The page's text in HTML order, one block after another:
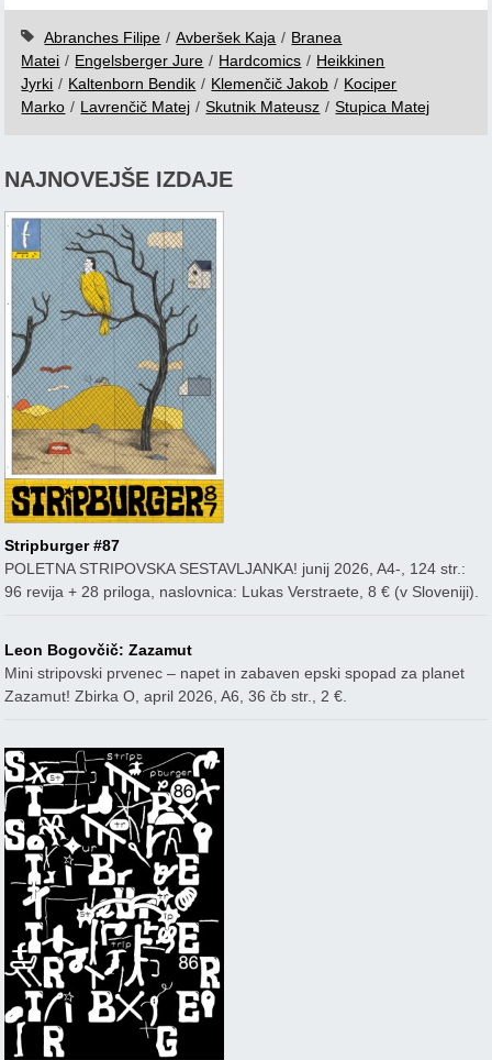
Abranches Filipe / Avberšek Kaja / Branea
Matei / Engelsberger Jure / Hardcomics / Heikkinen
Jyrki / Kaltenborn Bendik / Klemenčič Jakob / Kociper
Marko / Lavrenčič Matej / Skutnik Mateusz / Stupica Matej
NAJNOVEJŠE IZDAJE
Stripburger #87
POLETNA STRIPOVSKA SESTAVLJANKA! junij 2026, A4-, 124 str.:
96 revija + 28 priloga, naslovnica: Lukas Verstraete, 8 € (v Sloveniji).
Leon Bogovčič: Zazamut
Mini stripovski prvenec – napet in zabaven epski spopad za planet
Zazamut! Zbirka O, april 2026, A6, 36 čb str., 2 €.